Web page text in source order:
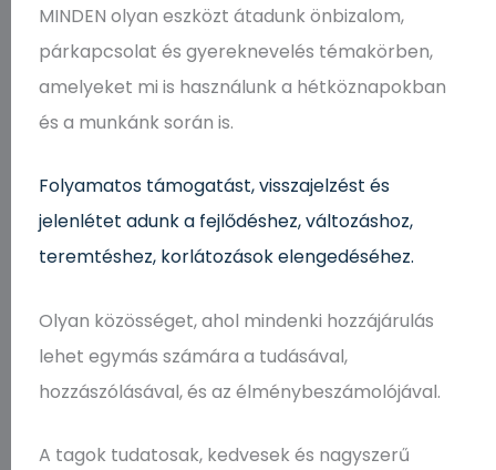
MINDEN olyan eszközt átadunk önbizalom,
párkapcsolat és gyereknevelés témakörben,
amelyeket mi is használunk a hétköznapokban
és a munkánk során is.
Folyamatos támogatást, visszajelzést és
jelenlétet adunk a fejlődéshez, változáshoz,
teremtéshez, korlátozások elengedéséhez.
Olyan közösséget, ahol mindenki hozzájárulás
lehet egymás számára a tudásával,
hozzászólásával, és az élménybeszámolójával.
A tagok tudatosak, kedvesek és nagyszerű